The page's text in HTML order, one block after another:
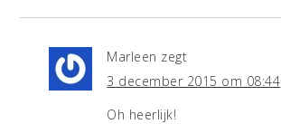
Marleen zegt
3 december 2015 om 08:44
Oh heerlijk!